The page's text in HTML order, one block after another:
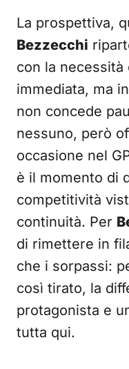
La prospettiva,
Bezzecchi
con la necessità
immediata, ma
non concede
nessuno, però
occasione nel
è il momento di
competitività
continuità. Per
di rimettere in
che i sorpassi:
così tirato, la
protagonista e
tutta qui.